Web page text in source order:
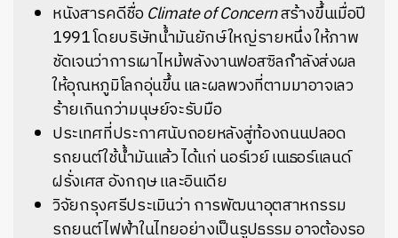
หนังสารคดีชื่อ Climate of Concernสร้างขึ้นเมื่อปี
1991 โดยบริษัทน้ำมันยักษ์ใหญ่รายหนึ่ง ให้ภาพ
ชัดเจนว่าการเผาไหม้พลังงานฟอสซิลกำลังส่งผล
ให้อุณหภูมิโลกอุ่นขึ้น และผลพวงที่ตามมาอาจเลว
ร้ายเกินกว่ามนุษย์จะรับมือ
ประเทศที่ประกาศนับถอยหลังสู่ท้องถนนปลอด
รถยนต์ใช้น้ำมันแล้ว ได้แก่ นอร์เวย์ เนเธอร์แลนด์
ฝรั่งเศส อังกฤษ และอินเดีย
วิจัยกรุงศรีประเมินว่า การพัฒนาอุตสาหกรรม
รถยนต์ไฟฟ้าในไทยอย่างเป็นรูปธรรม อาจต้องรอ